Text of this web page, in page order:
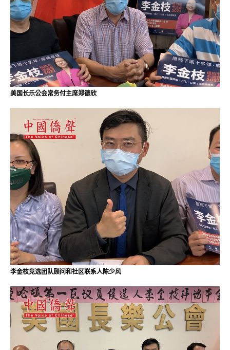
美国长乐公会常务付主席郑德欣
李金枝竞选团队顾问和社区联系人陈少风